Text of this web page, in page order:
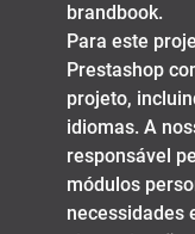
brandbook.
Para este
Prestashop
projeto,
idiomas. A
responsável
módulos
necessidades